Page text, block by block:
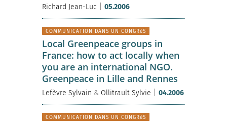
Richard Jean-Luc 05.2006
COMMUNICATION DANS UN CONGRèS
Local Greenpeace groups in
France: how to act locally when
you are an international NGO.
Greenpeace in Lille and Rennes
Lefèvre Sylvain & Ollitrault Sylvie 04.2006
COMMUNICATION DANS UN CONGRèS